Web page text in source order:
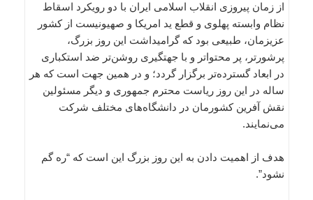
از زمان پیروزی انقلاب اسلامی ایران با دو رویکرد اسقاط
نظام وابسته پهلوی و قطع ید امریکا و صهیونیست از کشور
عزیزمان، طبیعی بود که گرامیداشت این روز بزرگ،
پرشورتر، پر محتواتر و با جهتگیری روشن‌تر ضد استکباری
در ابعاد گسترده‌تر برگزار گردد؛ و در همین جهت است که هر
ساله در این روز ریاست محترم جمهوری و دیگر مسئولین
نقش آفرین کشورمان در دانشگاه‌های مختلف شرکت
می‌نمایند.
هدف از اهمیت دادن به این روز بزرگ این است که “ره گم
نشود”.